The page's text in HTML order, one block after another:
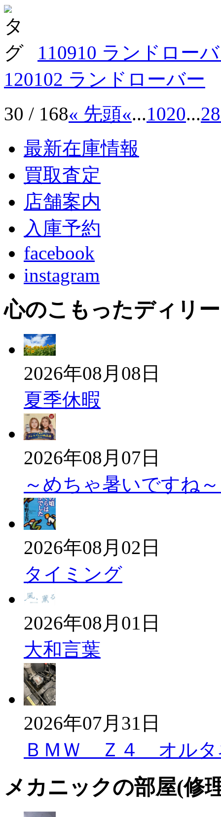
110910 ランドロー
120102 ランドローバー
30 / 168« 先頭«...1020...28
最新在庫情報
買取査定
店舗案内
入庫予約
facebook
instagram
心のこもったディリ
2026年08月08日
夏季休暇
2026年08月07日
～めちゃ暑いです
2026年08月02日
タイミング
2026年08月01日
大和言葉
2026年07月31日
ＢＭＷ Ｚ４ オルタ
メカニックの部屋(